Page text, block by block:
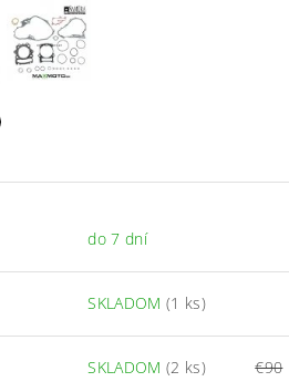
do 7 dní
SKLADOM (1 ks)
SKLADOM (2 ks) €90